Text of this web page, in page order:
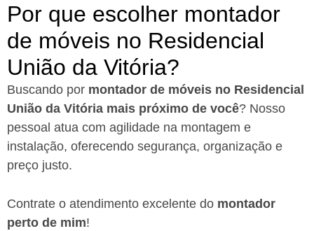
Por que escolher montador
de móveis no Residencial
União da Vitória?
Buscando por montador de móveis no Residencial
União da Vitória mais próximo de você? Nosso
pessoal atua com agilidade na montagem e
instalação, oferecendo segurança, organização e
preço justo.
Contrate o atendimento excelente do montador
perto de mim!